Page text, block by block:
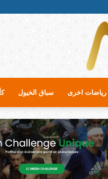
سباق الخيول رياضات اخرى